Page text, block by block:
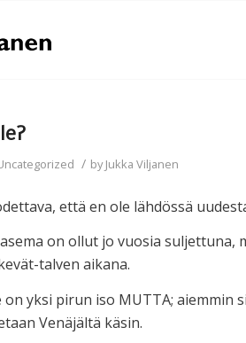
/ byJukka Viljanen
että en ole lähdössä
on ollut jo vuosia
talven aikana.
on yksi pirun iso MUTTA;
Venäjältä käsin.